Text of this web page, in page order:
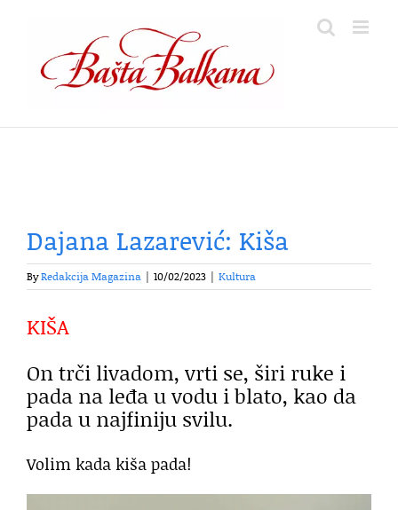
content
Dajana Lazarević: Kiša
ByRedakcija Magazina 10/02/2023 Kultura
KIŠA
On trči livadom, vrti se, širi ruke i
pada na leđa u vodu i blato, kao da
pada u najfiniju svilu.
Volim kada kiša pada!